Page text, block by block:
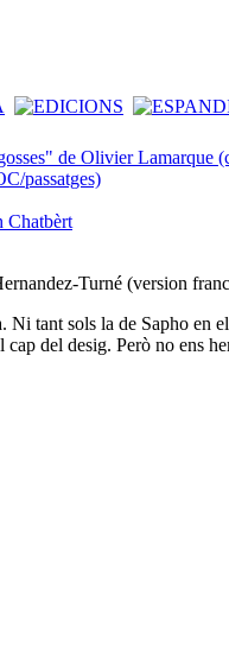
de Olivier Lamarque
passatges)
Chatbèrt
Turné (version
tant sols la de Sapho
del desig. Però no ens